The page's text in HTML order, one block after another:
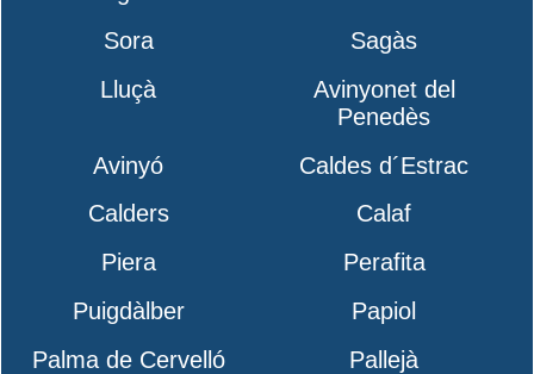
Sora
Sagàs
Lluçà
Avinyonet del
Penedès
Avinyó
Caldes d´Estrac
Calders
Calaf
Piera
Perafita
Puigdàlber
Papiol
Palma de Cervelló
Pallejà